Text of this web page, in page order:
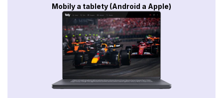
Mobily a tablety (Android a Apple)